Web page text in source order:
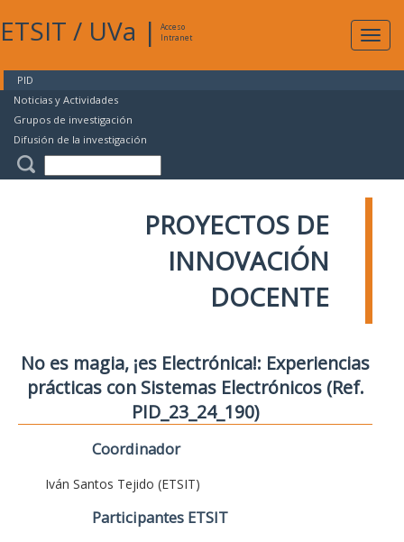
ETSIT / UVa |
Acceso
Intranet
PID
Noticias y Actividades
Grupos de investigación
Difusión de la investigación
PROYECTOS DE
INNOVACIÓN
DOCENTE
No es magia, ¡es Electrónica!: Experiencias
prácticas con Sistemas Electrónicos (Ref.
PID_23_24_190)
Coordinador
Iván Santos Tejido (ETSIT)
Participantes ETSIT